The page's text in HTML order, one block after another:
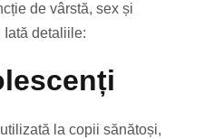
de vârstă, sex și
detaliile:
la copii sănătoși,